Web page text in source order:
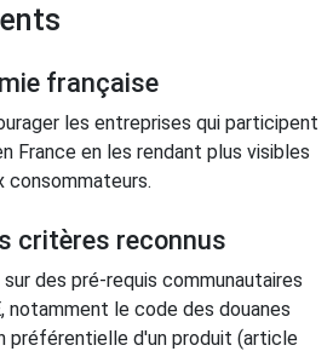
française
les entreprises qui participent
France en les rendant plus visibles
consommateurs.
critères reconnus
des pré-requis communautaires
notamment le code des douanes
préférentielle d'un produit (article